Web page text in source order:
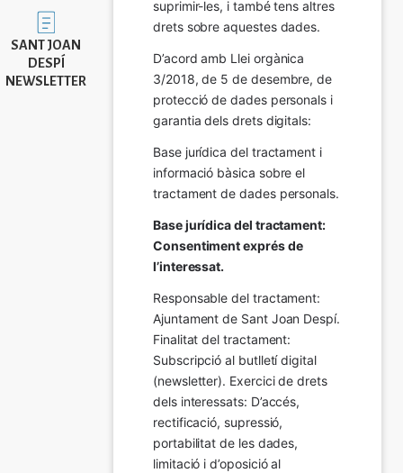
Imatge
SANT JOAN
DESPÍ
NEWSLETTER
suprimir-les, i també tens altres
drets sobre aquestes dades.
D’acord amb Llei orgànica
3/2018, de 5 de desembre, de
protecció de dades personals i
garantia dels drets digitals:
Base jurídica del tractament i
informació bàsica sobre el
tractament de dades personals.
Base jurídica del tractament:
Consentiment exprés de
l’interessat.
Responsable del tractament:
Ajuntament de Sant Joan Despí.
Finalitat del tractament:
Subscripció al butlletí digital
(newsletter). Exercici de drets
dels interessats: D’accés,
rectificació, supressió,
portabilitat de les dades,
limitació i d’oposició al